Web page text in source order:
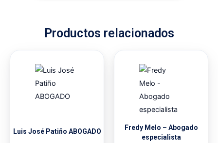
Productos relacionados
Luis José Patiño ABOGADO
Fredy Melo – Abogado
especialista